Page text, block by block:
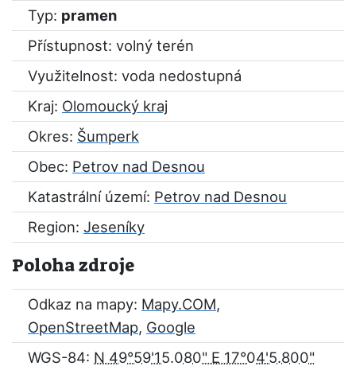
Typ: pramen
Přístupnost: volný terén
Využitelnost: voda nedostupná
Kraj: Olomoucký kraj
Okres: Šumperk
Obec: Petrov nad Desnou
Katastrální území: Petrov nad Desnou
Region: Jeseníky
Poloha zdroje
Odkaz na mapy: Mapy.COM,
OpenStreetMap, Google
WGS-84: N 49°59'15.080" E 17°04'5.800"